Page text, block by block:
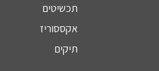
תכשיטים
אקססוריז
תיקים